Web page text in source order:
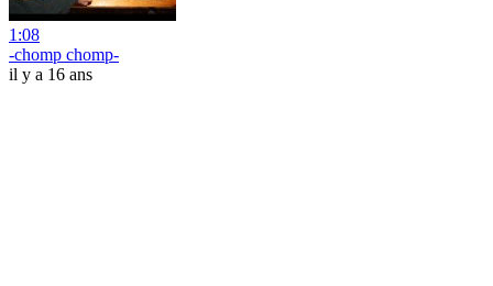
1:08
-chomp chomp-
il y a 16 ans